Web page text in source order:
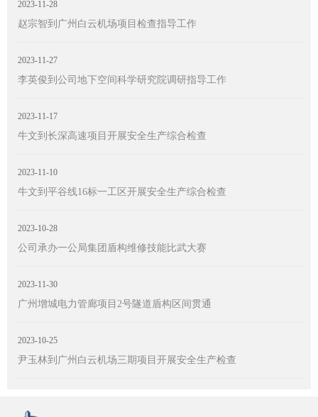
2023-11-28
赵宗智到广州白云机场项目检查指导工作
2023-11-27
李英俊到公司地下空间科学研究院调研指导工作
2023-11-17
牛文到长深高速项目开展安全生产综合检查
2023-11-10
牛文到平谷线16标一工区开展安全生产综合检查
2023-10-28
公司承办一公局集团盾构维修技能比武大赛
2023-11-30
广州增城电力管廊项目2号隧道盾构区间贯通
2023-10-25
尹玉林到广州白云机场三期项目开展安全生产检查